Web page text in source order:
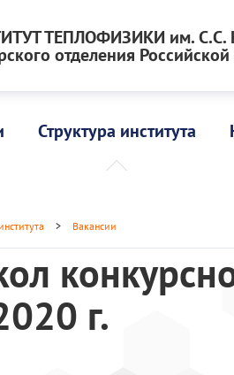
ТЕПЛОФИЗИКИ им. С.С.
отделения
Структура института
> Вакансии
г.